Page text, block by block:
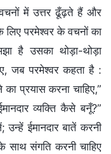
में उत्तर ढूँढ़ते हैं और
परमेश्वर के वचनों का
है उसका थोड़ा-थोड़ा
जब परमेश्वर कहता है :
का प्रयास करना चाहिए,”
व्यक्ति कैसे बनूँ?”
उन्हें ईमानदार बातें करनी
साथ संगति करनी चाहिए